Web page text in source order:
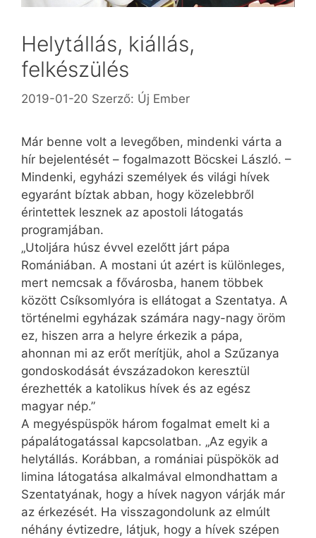
Helytállás, kiállás,
felkészülés
2019-01-20 Szerző: Új Ember
Már benne volt a levegőben, mindenki várta a
hír bejelentését – fogalmazott Böcskei László. –
Mindenki, egyházi személyek és világi hívek
egyaránt bíztak abban, hogy közelebbről
érintettek lesznek az apostoli látogatás
programjában.
„Utoljára húsz évvel ezelőtt járt pápa
Romániában. A mostani út azért is különleges,
mert nemcsak a fővárosba, hanem többek
között Csíksomlyóra is ellátogat a Szentatya. A
történelmi egyházak számára nagy-nagy öröm
ez, hiszen arra a helyre érkezik a pápa,
ahonnan mi az erőt merítjük, ahol a Szűzanya
gondoskodását évszázadokon keresztül
érezhették a katolikus hívek és az egész
magyar nép.”
A megyéspüspök három fogalmat emelt ki a
pápalátogatással kapcsolatban. „Az egyik a
helytállás. Korábban, a romániai püspökök ad
limina látogatása alkalmával elmondhattam a
Szentatyának, hogy a hívek nagyon várják már
az érkezését. Ha visszagondolunk az elmúlt
néhány évtizedre, látjuk, hogy a hívek szépen